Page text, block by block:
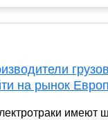
на рынок
имеют